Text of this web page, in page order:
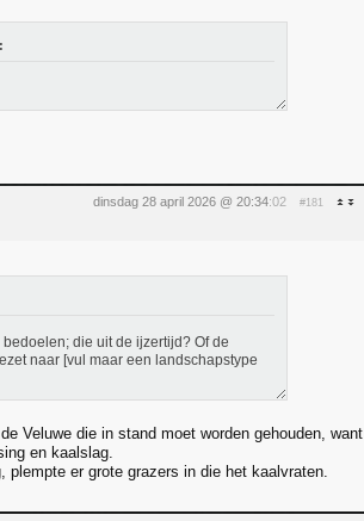
dinsdag 28 april 2026 @ 20:34:02 #181
die uit de ijzertijd? Of de
naar [vul maar een landschapstype
Veluwe die in stand moet worden gehouden, want
en kaalslag.
plempte er grote grazers in die het kaalvraten.